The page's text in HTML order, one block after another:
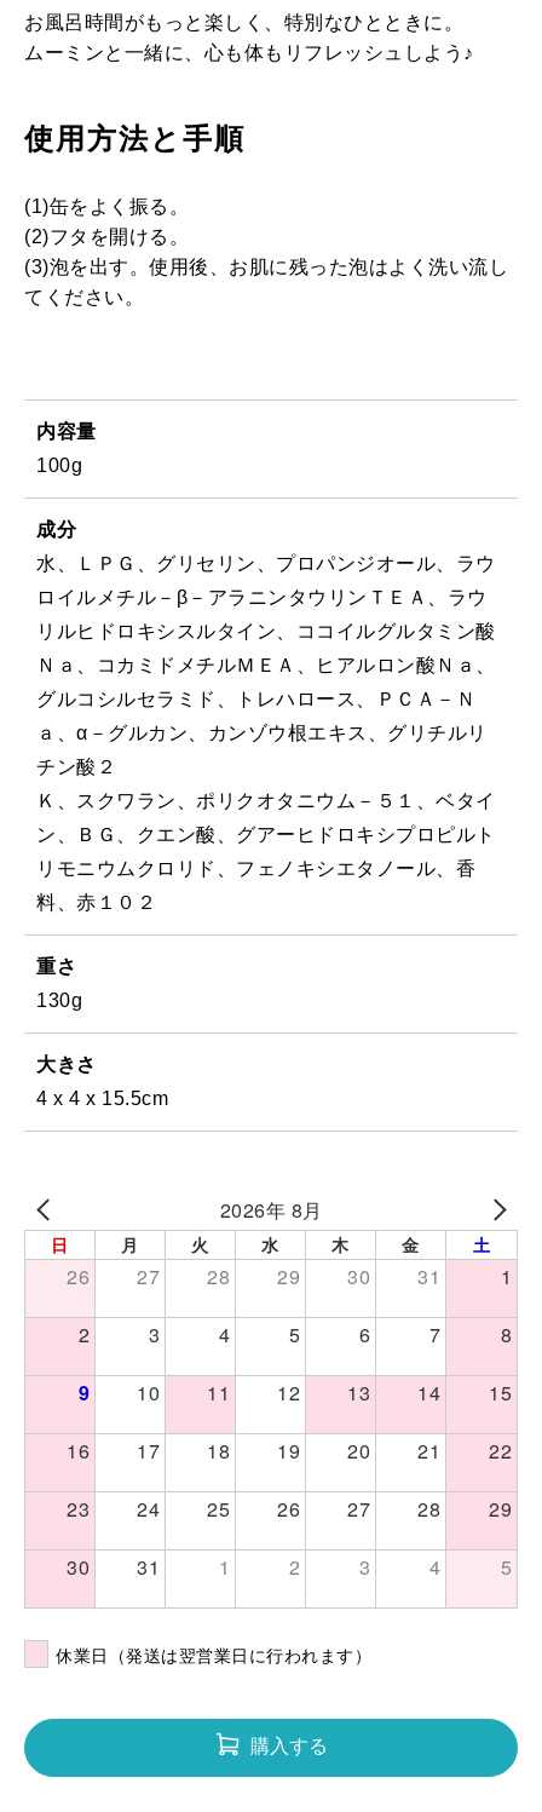
お風呂時間がもっと楽しく、特別なひとときに。
ムーミンと一緒に、心も体もリフレッシュしよう♪
使用方法と手順
(1)缶をよく振る。
(2)フタを開ける。
(3)泡を出す。使用後、お肌に残った泡はよく洗い流し
てください。
内容量
100g
成分
水、ＬＰＧ、グリセリン、プロパンジオール、ラウ
ロイルメチル－β－アラニンタウリンＴＥＡ、ラウ
リルヒドロキシスルタイン、ココイルグルタミン酸
Ｎａ、コカミドメチルＭＥＡ、ヒアルロン酸Ｎａ、
グルコシルセラミド、トレハロース、ＰＣＡ－Ｎ
ａ、α－グルカン、カンゾウ根エキス、グリチルリ
チン酸２
Ｋ、スクワラン、ポリクオタニウム－５１、ベタイ
ン、ＢＧ、クエン酸、グアーヒドロキシプロピルト
リモニウムクロリド、フェノキシエタノール、香
料、赤１０２
重さ
130g
大きさ
4 x 4 x 15.5cm
2026年 8月
日 月 火 水 木 金 土
26 27 28 29 30 31 1
2 3 4 5 6 7 8
9 10 11 12 13 14 15
16 17 18 19 20 21 22
23 24 25 26 27 28 29
30 31 1 2 3 4 5
休業日（発送は翌営業日に行われます）
購入する